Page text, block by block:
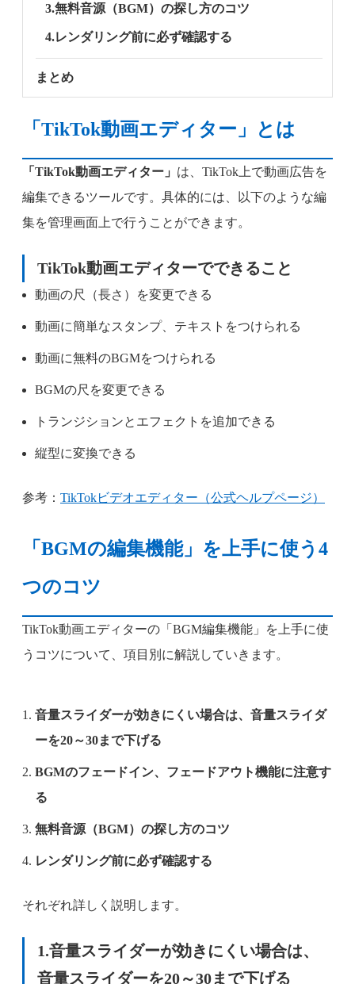
3.無料音源（BGM）の探し方のコツ
4.レンダリング前に必ず確認する
まとめ
「TikTok動画エディター」とは
「TikTok動画エディター」 は、TikTok上で動画広告を
編集できるツールです。具体的には、以下のような編
集を管理画面上で行うことができます。
TikTok動画エディターでできること
動画の尺（長さ）を変更できる
動画に簡単なスタンプ、テキストをつけられる
動画に無料のBGMをつけられる
BGMの尺を変更できる
トランジションとエフェクトを追加できる
縦型に変換できる
参考： TikTokビデオエディター（公式ヘルプページ）
「BGMの編集機能」を上手に使う4
つのコツ
TikTok動画エディターの「BGM編集機能」を上手に使
うコツについて、項目別に解説していきます。
音量スライダーが効きにくい場合は、音量スライダ
ーを20～30まで下げる
BGMのフェードイン、フェードアウト機能に注意す
る
無料音源（BGM）の探し方のコツ
レンダリング前に必ず確認する
それぞれ詳しく説明します。
1.音量スライダーが効きにくい場合は、
音量スライダーを20～30まで下げる